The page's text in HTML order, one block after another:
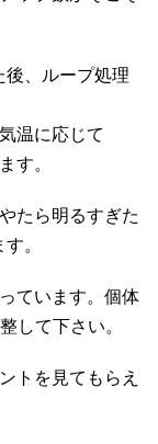
後、ループ処理
温に応じて
す。
たら明るすぎた
。
ています。個体
して下さい。
トを見てもらえ